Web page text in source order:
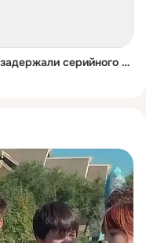
Полицейские в Бугуруслане задержали серийного вора.